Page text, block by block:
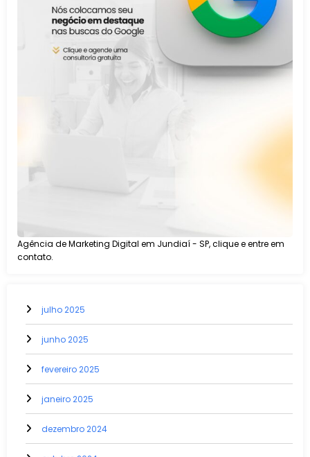
Agência de Marketing Digital em Jundiaí - SP, clique e entre em
contato.
julho 2025
junho 2025
fevereiro 2025
janeiro 2025
dezembro 2024